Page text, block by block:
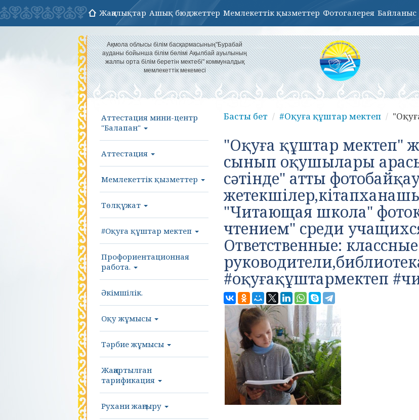
Жаңалықтар Ашық бюджеттер Мемлекеттік қызметтер Фотогалерея Байланыс
Ақмола облысы білім басқармасының"Бурабай
ауданы бойынша білім бөлімі Ақылбай ауылының
жалпы орта білім беретін мектебі" коммуналдық
мемлекеттік мекемесі
Аттестация мини-центр
"Балапан"
Аттестация
Мемлекеттік қызметтер
Төлқұжат
#Оқуға құштар мектеп
Профориентационная
работа.
Әкімшілік.
Оқу жұмысы
Тәрбие жұмысы
Жаңартылған
тарификация
Рухани жаңғыру
Басты бет #Оқуға құштар мектеп
"Оқуға құштар мектеп"
сынып оқушылары
сәтінде" атты
"Читающая школа"
чтением" среди
Ответственные: классные
#оқуғақұштармектеп